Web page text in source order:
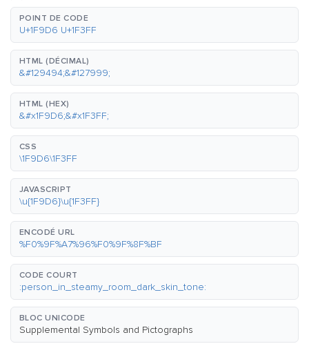
POINT DE CODE
U+1F9D6 U+1F3FF
HTML (DÉCIMAL)
&#129494;&#127999;
HTML (HEX)
&#x1F9D6;&#x1F3FF;
CSS
\1F9D6\1F3FF
JAVASCRIPT
\u{1F9D6}\u{1F3FF}
ENCODÉ URL
%F0%9F%A7%96%F0%9F%8F%BF
CODE COURT
:person_in_steamy_room_dark_skin_tone:
BLOC UNICODE
Supplemental Symbols and Pictographs